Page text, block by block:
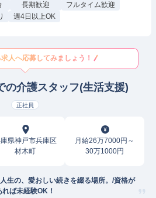
長期歓迎
フルタイム歓迎
週4日以上OK
人へ応募してみましょう！
の介護スタッフ(生活支援)
正社員
県神戸市兵庫区
材木町
月給26万7000円～
30万1000円
生の、愛おしい続きを綴る場所。/資格が
れば未経験OK！